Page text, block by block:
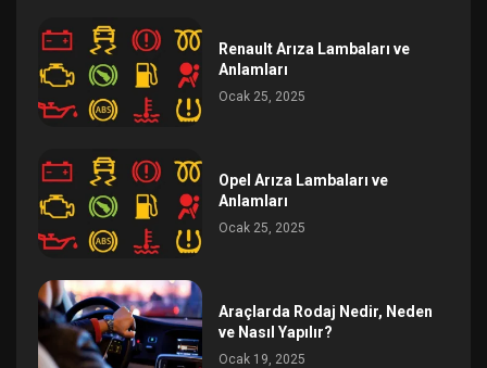
Renault Arıza Lambaları ve
Anlamları
Ocak 25, 2025
Opel Arıza Lambaları ve
Anlamları
Ocak 25, 2025
Araçlarda Rodaj Nedir, Neden
ve Nasıl Yapılır?
Ocak 19, 2025